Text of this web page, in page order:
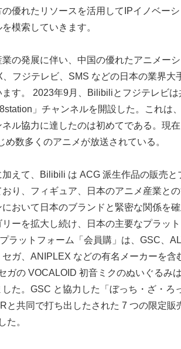
優れたリソースを活用してIPイノベー
模索していきます。
の発展に伴い、中国の優れたアニメー
フジテレビ、SMS などの日本の業界大
す。 2023年9月、Bilibiliとフジテレビ
」チャンネルを開設した。これは
ル協力に達したのは初めてである。現
数多くのアニメが放送されている。
えて、Bilibili は ACG 派生作品の販売
り、フィギュア、日本のアニメ産業と
おいて日本のブランドと緊密な関係を
ーを拡大し続け、日本の主要なプラッ
ラットフォーム「会員購」は、GSC、
ガ、ANIPLEX などの有名メーカーを含
ガの VOCALOID 初音ミクのぬいぐるみ
た。GSC と協力した「ぼっち・ざ・ろ
と共同で打ち出したされた 7 つの限定販
た。
Japanese